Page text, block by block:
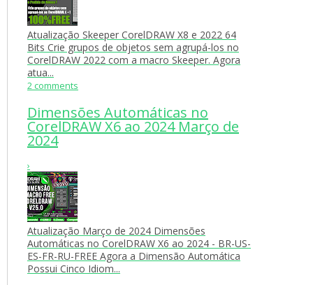
Atualização Skeeper CorelDRAW X8 e 2022 64
Bits Crie grupos de objetos sem agrupá-los no
CorelDRAW 2022 com a macro Skeeper. Agora
atua...
2 comments
Dimensões Automáticas no
CorelDRAW X6 ao 2024 Março de
2024
›
Atualização Março de 2024 Dimensões
Automáticas no CorelDRAW X6 ao 2024 - BR-US-
ES-FR-RU-FREE Agora a Dimensão Automática
Possui Cinco Idiom...